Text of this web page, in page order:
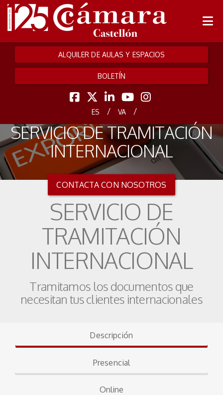
ALQUILER DE AULAS Y ESPACIOS
BOLETÍN
ES / VA /
SERVICIO DE TRAMITACIÓN
INTERNACIONAL
CONTACTA CON NOSOTROS
SERVICIO DE
TRAMITACIÓN
INTERNACIONAL
Tramitamos los documentos que
necesitan tus clientes internacionales
Descripción
Presencial
Online